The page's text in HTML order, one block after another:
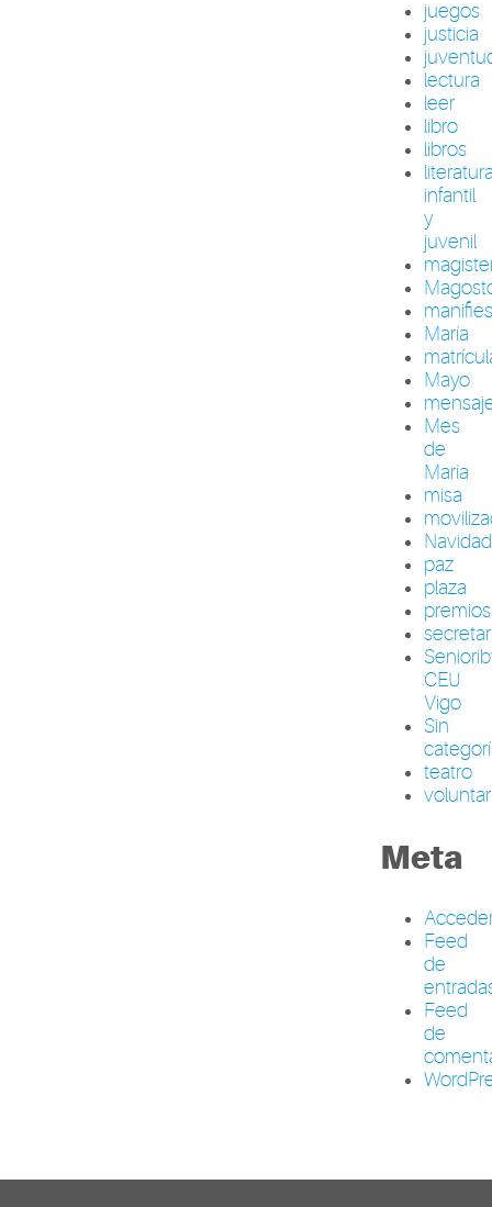
juegos
justicia
lectura
leer
libro
libros
infantil
y
juvenil
María
Mayo
Mes
de
María
misa
Navidad
paz
plaza
premios
CEU
Vigo
Sin
teatro
Meta
Feed
de
Feed
de